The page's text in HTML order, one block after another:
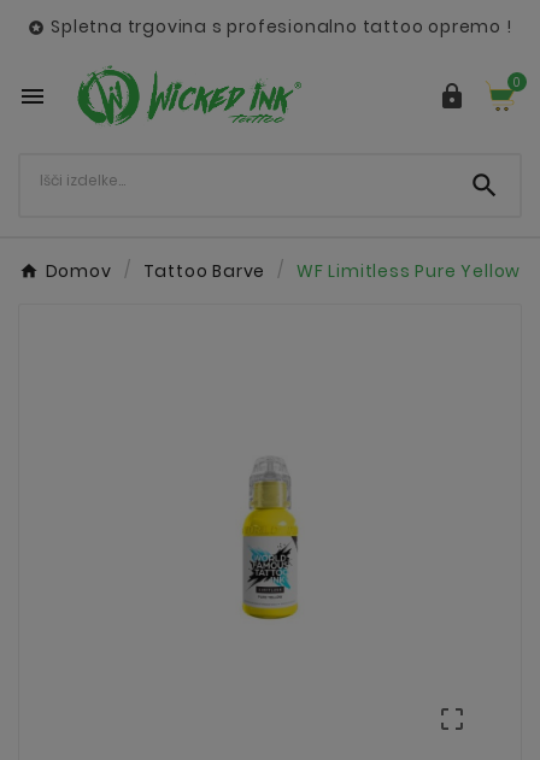
 Spletna trgovina s profesionalno tattoo opremo !
  0

Domov Tattoo Barve WF Limitless Pure Yellow
